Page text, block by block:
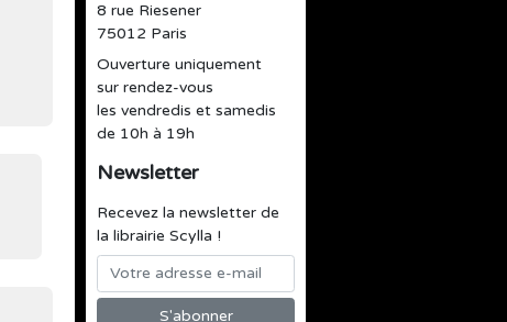
8 rue Riesener
75012 Paris
Ouverture uniquement
sur rendez-vous
les vendredis et samedis
de 10h à 19h
Newsletter
Recevez la newsletter de
la librairie Scylla !